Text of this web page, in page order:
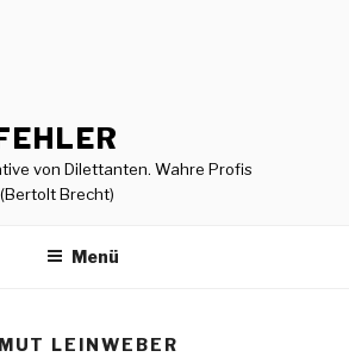
von Dilettanten. Wahre Profis
Brecht)
Menü
LEINWEBER